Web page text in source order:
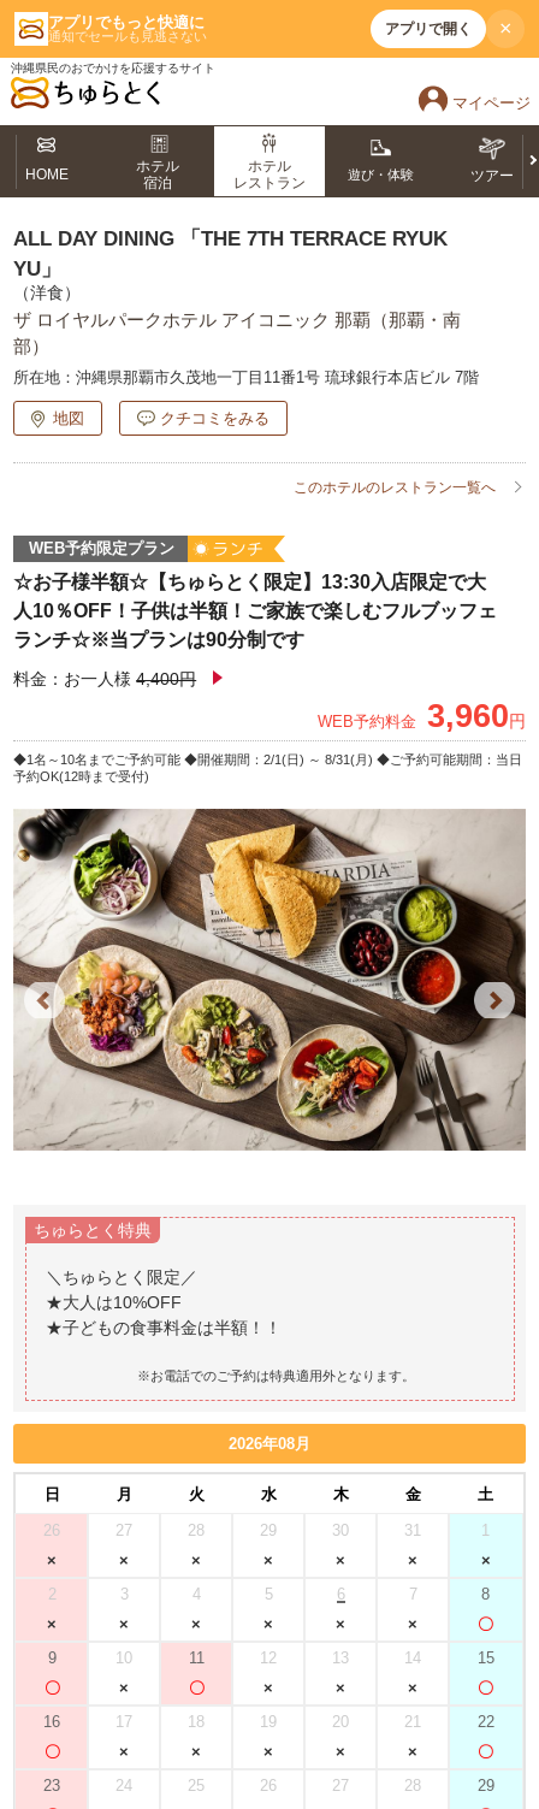
アプリでもっと快適に
通知でセールも見逃さない アプリで開く ×
沖縄県民のおでかけを応援するサイト
マイページ
HOME
ホテル
宿泊
ホテル
レストラン
遊び・体験 ツアー
ALL DAY DINING 「THE 7TH TERRACE RYUK
YU」
（洋食）
ザ ロイヤルパークホテル アイコニック 那覇（那覇・南
部）
所在地：沖縄県那覇市久茂地一丁目11番1号 琉球銀行本店ビル 7階
地図 クチコミをみる
このホテルのレストラン一覧へ
WEB予約限定プラン
☆お子様半額☆【ちゅらとく限定】13:30入店限定で大
人10％OFF！子供は半額！ご家族で楽しむフルブッフェ
ランチ☆※当プランは90分制です
料金：お一人様 4,400円
WEB予約料金 3,960円
1名～10名までご予約可能 開催期間：2/1(日) ～ 8/31(月)
ご予約可能期間：当日
予約OK(12時まで受付)
Previous Next
ちゅらとく特典
＼ちゅらとく限定／
★大人は10%OFF
★子どもの食事料金は半額！！
※お電話でのご予約は特典適用外となります。
2026年08月
日 月 火 水 木 金
土
26
27 28 29 30 31 1
2 3 4 5 6 7 8
9 10 11 12 13 14 15
16 17 18 19 20 21 22
23 24 25 26 27 28 29